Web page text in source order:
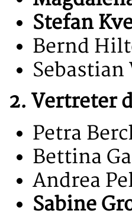
Stefan
Bernd
2. Vertreter
Petra
Bettina
Andrea
Sabine